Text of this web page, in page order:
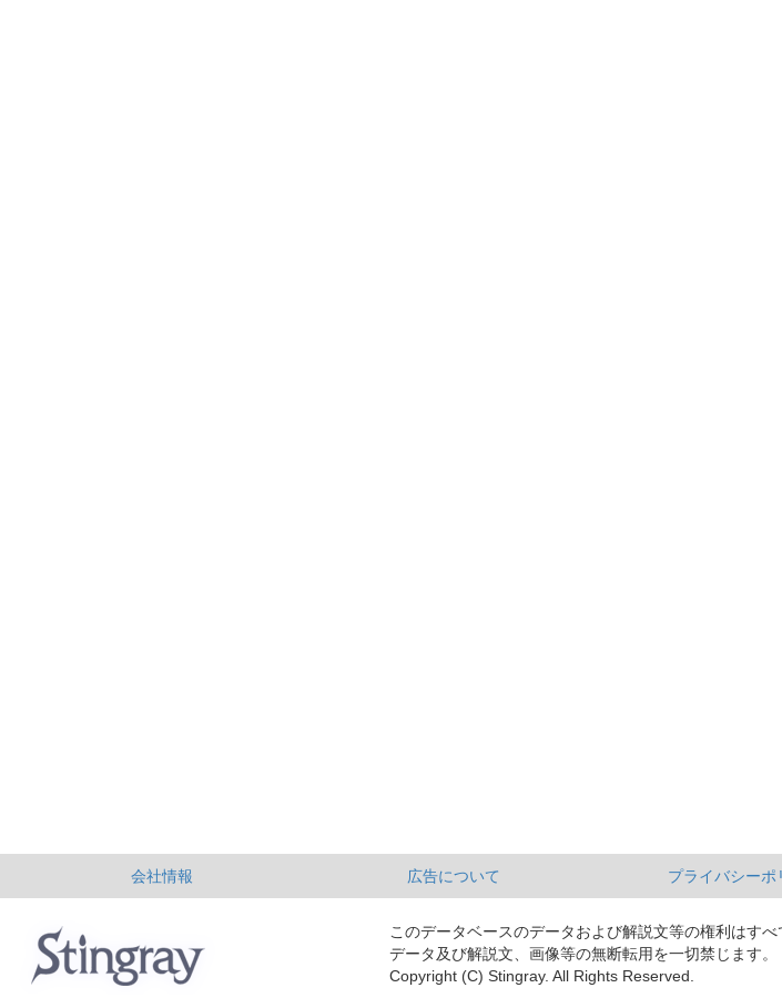
会社情報 広告について プライバシーポ
このデータベースのデータおよび解説文等の権利はす
データ及び解説文、画像等の無断転用を一切禁じます。
Copyright (C) Stingray. All Rights Reserved.